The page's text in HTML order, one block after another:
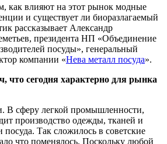
как влияют на этот рынок модные
и существует ли биоразлагаемый
рассказывает Александр
президента НП «Объединение
посуды», генеральный
компании «Нева металл посуда».
что сегодня характерно для рынка
В сферу легкой промышленности,
производство одежды, тканей и
посуда. Так сложилось в советские
что поменялось. Поскольку любой